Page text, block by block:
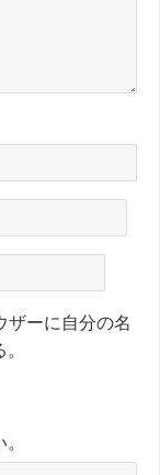
ザーに自分の名